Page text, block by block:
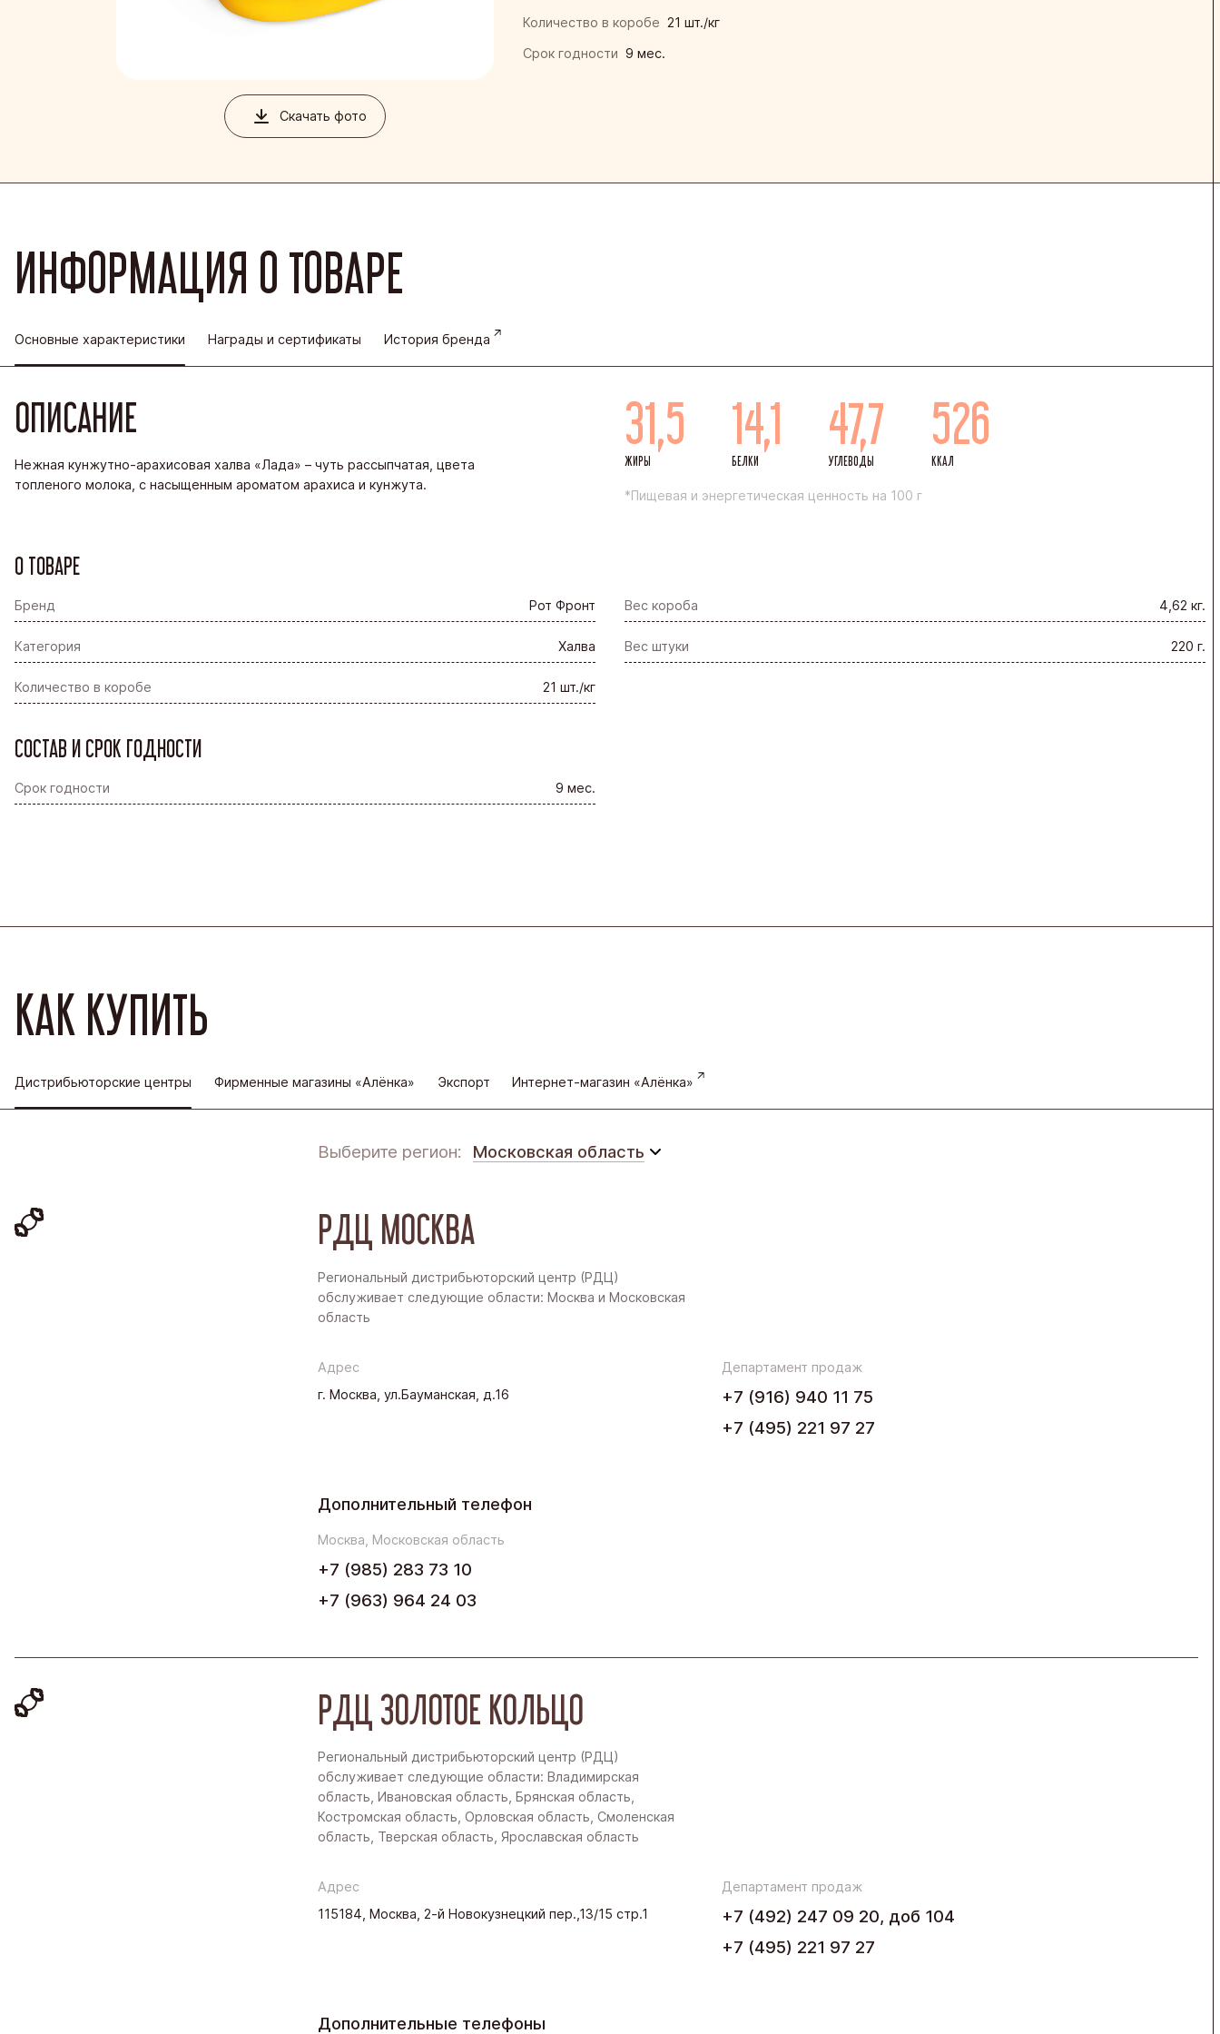
Кондитерская фирма «ТАКФ»
Скачать фото
Количество в коробе 21 шт./кг
Срок годности 9 мес.
ИНФОРМАЦИЯ О ТОВАРЕ
Основные характеристики Награды и сертификаты История бренда
ОПИСАНИЕ
Нежная кунжутно-арахисовая халва «Лада» – чуть рассыпчатая, цвета
топленого молока, с насыщенным ароматом арахиса и кунжута.
31,5
ЖИРЫ
14,1
БЕЛКИ
47,7
УГЛЕВОДЫ
526
ККАЛ
*Пищевая и энергетическая ценность на 100 г
О ТОВАРЕ
Бренд Рот Фронт Вес короба 4,62 кг.
Категория Халва Вес штуки 220 г.
Количество в коробе 21 шт./кг
СОСТАВ И СРОК ГОДНОСТИ
Срок годности 9 мес.
КАК КУПИТЬ
Дистрибьюторские центры Фирменные магазины «Алёнка» Экспорт Интернет-магазин «Алёнка»
Выберите регион: Московская область
Дальний Восток
Северо-Запад
РДЦ МОСКВА
Региональный дистрибьюторский центр (РДЦ)
обслуживает следующие области: Москва и Московская
область
Адрес
г. Москва, ул.Бауманская, д.16
Департамент продаж
+7 (916) 940 11 75
+7 (495) 221 97 27
Дополнительный телефон
Москва, Московская область
+7 (985) 283 73 10
+7 (963) 964 24 03
РДЦ ЗОЛОТОЕ КОЛЬЦО
Региональный дистрибьюторский центр (РДЦ)
обслуживает следующие области: Владимирская
область, Ивановская область, Брянская область,
Костромская область, Орловская область, Смоленская
область, Тверская область, Ярославская область
Адрес
115184, Москва, 2-й Новокузнецкий пер.,13/15 стр.1
Департамент продаж
+7 (492) 247 09 20, доб 104
+7 (495) 221 97 27
Дополнительные телефоны